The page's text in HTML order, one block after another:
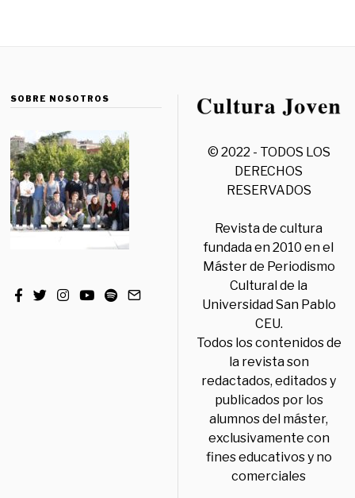
SOBRE NOSOTROS
© 2022 - TODOS LOS
DERECHOS
RESERVADOS
Revista de cultura
fundada en 2010 en el
Máster de Periodismo
Cultural de la
Universidad San Pablo
CEU.
Todos los contenidos de
la revista son
redactados, editados y
publicados por los
alumnos del máster,
exclusivamente con
fines educativos y no
comerciales